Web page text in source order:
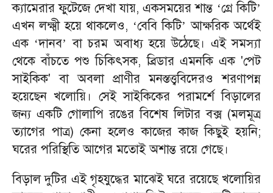
ক্যামেরার ফুটেজে দেখা যায়, একসময়ের শান্ত ‘গ্রে কিটি’
এখন লক্ষ্মী হয়ে থাকলেও, ‘বেবি কিটি’ আক্ষরিক অর্থেই
এক ‘দানব’ বা চরম অবাধ্য হয়ে উঠেছে। এই সমস্যা
থেকে বাঁচতে পশু চিকিৎসক, ব্রিডার এমনকি এক 'পেট
সাইকিক' বা অবলা প্রাণীর মনস্তত্ত্ববিদেরও শরণাপন্ন
হয়েছেন খলোয়ি। সেই সাইকিকের পরামর্শে বিড়ালের
জন্য একটি গোলাপি রঙের বিশেষ লিটার বক্স (মলমূত্র
ত্যাগের পাত্র) কেনা হলেও কাজের কাজ কিছুই হয়নি;
ঘরের পরিস্থিতি আগের মতোই অশান্ত রয়ে গেছে।
বিড়াল দুটির এই গৃহযুদ্ধের মাঝেই ঘরে রয়েছে খলোয়ির